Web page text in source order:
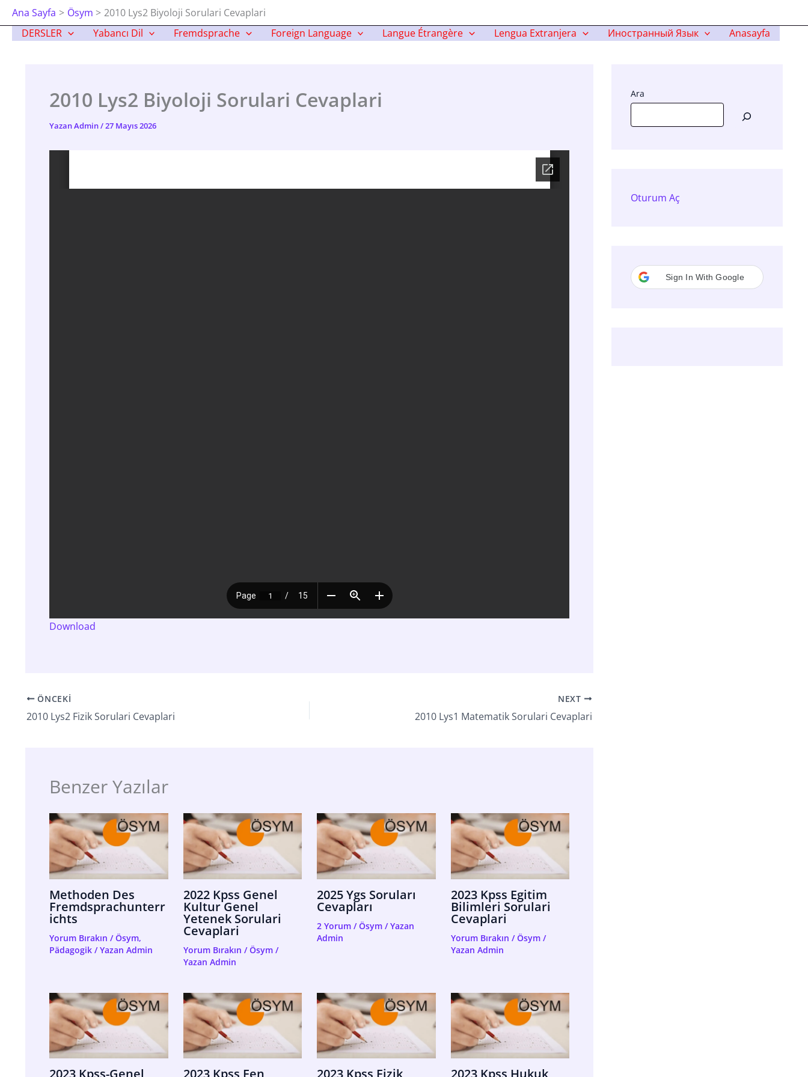
İçeriğe
Atla
DERSLER Yabancı Dil Fremdsprache Foreign Language Langue Étrangère Lengua Extranjera Иностранный Язык Anasayfa
Ana Sayfa Ösym 2010 Lys2 Biyoloji Sorulari Cevaplari
2010 Lys2 Biyoloji Sorulari Cevaplari
YazanAdmin/27 Mayıs 2026
Download
ÖNCEKI
2010 Lys2 Fizik Sorulari Cevaplari
NEXT
2010 Lys1 Matematik Sorulari Cevaplari
Benzer Yazılar
Methoden Des
Fremdsprachunterr
Ichts
Yorum Bırakın /Ösym,
Pädagogik / Yazan Admin
2022 Kpss Genel
Kultur Genel
Yetenek Sorulari
Cevaplari
Yorum Bırakın /Ösym/
Yazan Admin
2025 Ygs Soruları
Cevapları
2 Yorum /Ösym / Yazan
Admin
2023 Kpss Egitim
Bilimleri Sorulari
Cevaplari
Yorum Bırakın /Ösym/
Yazan Admin
Ara
Oturum Aç
Sign In With Google